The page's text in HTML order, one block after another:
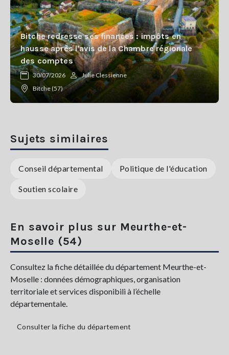
Bitche redresse ses finances : impôts en
hausse après l'avis de la Chambre régionale
des comptes
30/07/2026
Julie Clessienne
Bitche (57)
Sujets similaires
Conseil départemental Politique de l'éducation
Soutien scolaire
En savoir plus sur Meurthe-et-
Moselle (54)
Consultez la fiche détaillée du département Meurthe-et-
Moselle : données démographiques, organisation
territoriale et services disponibili à l’échelle
départementale.
Consulter la fiche du département